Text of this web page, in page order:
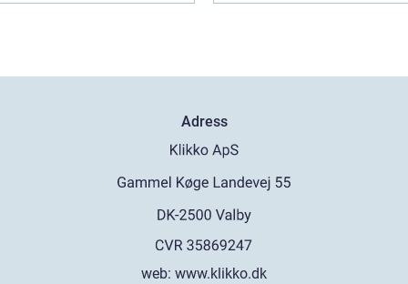
Adress
web: www.klikko.dk